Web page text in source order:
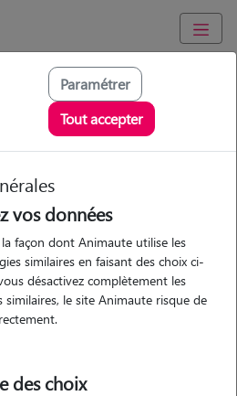
Loire/Saint Étienne
- Petsitter à ST
Paramétrer
Tout accepter
vos données
façon dont Animaute utilise les
similaires en faisant des choix ci-
désactivez complètement les
le site Animaute risque de
des choix